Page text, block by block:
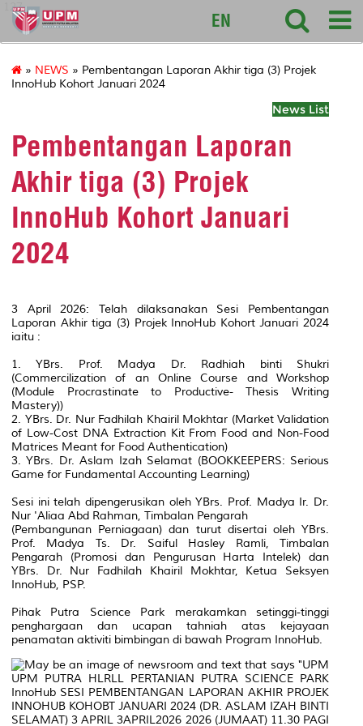
127
EN
» NEWS » Pembentangan Laporan Akhir tiga (3) Projek
InnoHub Kohort Januari 2024
News List
Pembentangan Laporan
Akhir tiga (3) Projek
InnoHub Kohort Januari
2024
3 April 2026: Telah dilaksanakan Sesi Pembentangan
Laporan Akhir tiga (3) Projek InnoHub Kohort Januari 2024
iaitu :
1. YBrs. Prof. Madya Dr. Radhiah binti Shukri
(Commercilization of an Online Course and Workshop
(Module Procrastinate to Productive- Thesis Writing
Mastery))
2. YBrs. Dr. Nur Fadhilah Khairil Mokhtar (Market Validation
of Low-Cost DNA Extraction Kit From Food and Non-Food
Matrices Meant for Food Authentication)
3. YBrs. Dr. Aslam Izah Selamat (BOOKKEEPERS: Serious
Game for Fundamental Accounting Learning)
Sesi ini telah dipengerusikan oleh YBrs. Prof. Madya Ir. Dr.
Nur 'Aliaa Abd Rahman, Timbalan Pengarah
(Pembangunan Perniagaan) dan turut disertai oleh YBrs.
Prof. Madya Ts. Dr. Saiful Hasley Ramli, Timbalan
Pengarah (Promosi dan Pengurusan Harta Intelek) dan
YBrs. Dr. Nur Fadhilah Khairil Mokhtar, Ketua Seksyen
InnoHub, PSP.
Pihak Putra Science Park merakamkan setinggi-tinggi
penghargaan dan ucapan tahniah atas kejayaan
penamatan aktiviti bimbingan di bawah Program InnoHub.